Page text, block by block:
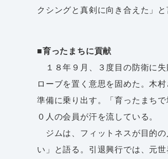
クシングと真剣に向き合えた」と
■育ったまちに貢献
１８年９月、３度目の防衛に
ローブを置く意思を固めた。木
準備に乗り出す。「育ったまち
０人の会員が汗を流している。
ジムは、フィットネスが目的
い」と語る。引退興行では、元